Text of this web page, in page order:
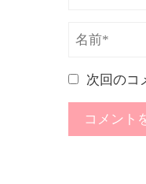
次回のコ